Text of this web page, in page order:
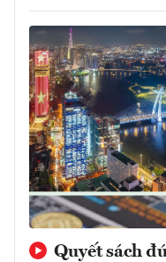
Quyết sách